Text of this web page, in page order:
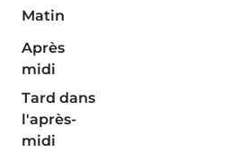
Matin
Après
midi
Tard dans
l'après-
midi